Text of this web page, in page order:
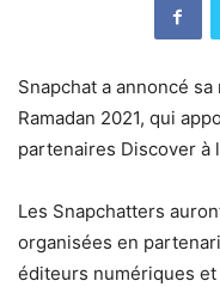
Snapchat a annoncé
Ramadan 2021, qui
partenaires Discover à
Les Snapchatters
organisées en
éditeurs numériques